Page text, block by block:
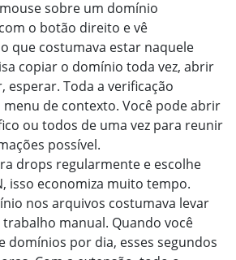
sobre um domínio
o botão direito e vê
que costumava estar naquele
copiar o domínio toda vez, abrir
esperar. Toda a verificação
de contexto. Você pode abrir
ou todos de uma vez para reunir
possível.
drops regularmente e escolhe
isso economiza muito tempo.
nos arquivos costumava levar
trabalho manual. Quando você
domínios por dia, esses segundos